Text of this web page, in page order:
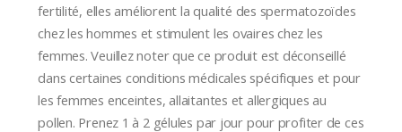
fertilité, elles améliorent la qualité des spermatozoïdes
chez les hommes et stimulent les ovaires chez les
femmes. Veuillez noter que ce produit est déconseillé
dans certaines conditions médicales spécifiques et pour
les femmes enceintes, allaitantes et allergiques au
pollen. Prenez 1 à 2 gélules par jour pour profiter de ces